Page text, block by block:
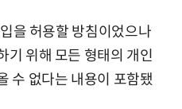
을 허용할 방침이었으나
기 위해 모든 형태의 개인
수 없다는 내용이 포함됐